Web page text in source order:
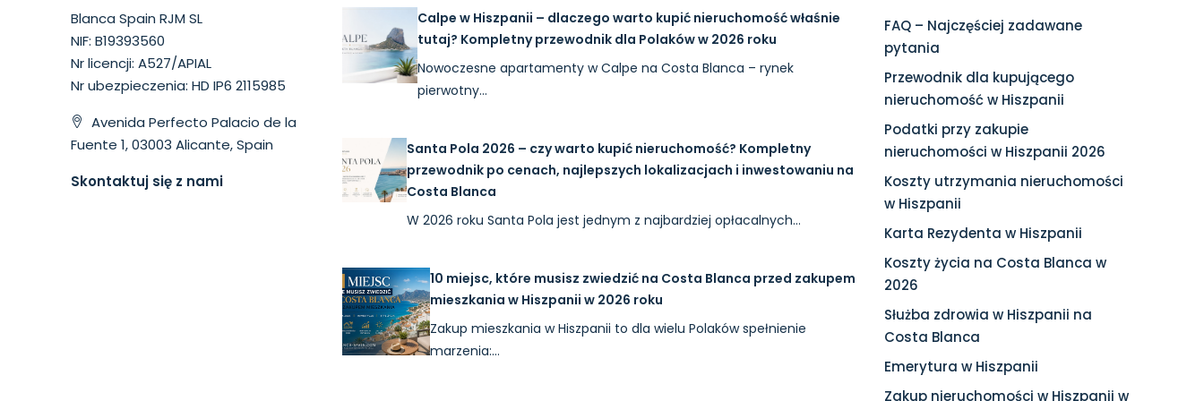
Blanca Spain RJM SL
NIF: B19393560
Nr licencji: A527/APIAL
Nr ubezpieczenia: HD IP6 2115985
Avenida Perfecto Palacio de la
Fuente 1, 03003 Alicante, Spain
Skontaktuj się z nami
Calpe w Hiszpanii – dlaczego warto kupić nieruchomość właśnie
tutaj? Kompletny przewodnik dla Polaków w 2026 roku
Nowoczesne apartamenty w Calpe na Costa Blanca – rynek
pierwotny…
Santa Pola 2026 – czy warto kupić nieruchomość? Kompletny
przewodnik po cenach, najlepszych lokalizacjach i inwestowaniu na
Costa Blanca
W 2026 roku Santa Pola jest jednym z najbardziej opłacalnych…
10 miejsc, które musisz zwiedzić na Costa Blanca przed zakupem
mieszkania w Hiszpanii w 2026 roku
Zakup mieszkania w Hiszpanii to dla wielu Polaków spełnienie
marzenia:…
FAQ – Najczęściej zadawane
pytania
Przewodnik dla kupującego
nieruchomość w Hiszpanii
Podatki przy zakupie
nieruchomości w Hiszpanii 2026
Koszty utrzymania nieruchomości
w Hiszpanii
Karta Rezydenta w Hiszpanii
Koszty życia na Costa Blanca w
2026
Służba zdrowia w Hiszpanii na
Costa Blanca
Emerytura w Hiszpanii
Zakup nieruchomości w Hiszpanii w